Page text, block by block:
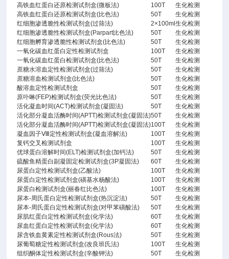
高铁血红蛋白还原检测试剂盒(微板法)
100T
生化检测
高铁血红蛋白还原检测试剂盒(比色法)
50T
生化检测
红细胞渗透脆性检测试剂盒(过筛法)
2×100ml生化检测
红细胞渗透脆性检测试剂盒(Parpart比色法)
50T
生化检测
红细胞孵育渗透脆性检测试剂盒(比色法)
50T
生化检测
一氧化碳血红蛋白定性检测试剂盒
100T
生化检测
一氧化碳血红蛋白检测试剂盒(比色法)
50T
生化检测
蔗糖水溶血定性检测试剂盒(过筛法)
50T
生化检测
蔗糖溶血检测试剂盒(比色法)
50T
生化检测
酸溶血定性检测试剂盒
50T
生化检测
原卟啉(FEP)检测试剂盒(荧光比色法)
50T
生化检测
活化凝血时间(ACT)检测试剂盒(凝固法)
50T
生化检测
活化部分凝血活酶时间(APTT)检测试剂盒(凝固法)50T
生化检测
活化部分凝血活酶时间(APTT)检测试剂盒(凝固法)100T
生化检测
凝血因子Ⅷ定性检测试剂盒(凝血溶解法)
100T
生化检测
复钙交叉检测试剂盒
100T
生化检测
优球蛋白溶解时间(ELT)检测试剂盒(加钙法)
50T
生化检测
硫酸鱼精蛋白副凝固定检测试剂盒(3P凝固法)
60T
生化检测
尿蛋白定性检测试剂盒(乙酸法)
100T
生化检测
尿蛋白定性检测试剂盒(磺基水杨酸法)
100T
生化检测
尿蛋白检测试剂盒(丽春红比色法)
100T
生化检测
尿本-周氏蛋白定性检测试剂盒(热沉淀法)
50T
生化检测
尿本-周氏蛋白定性检测试剂盒(对甲苯磺酸法)
50T
生化检测
尿肌红蛋白定性检测试剂盒(化学法)
60T
生化检测
尿血红蛋白定性检测试剂盒(化学法)
60T
生化检测
尿含铁血黄素定性检测试剂盒(Rous法)
50T
生化检测
尿葡萄糖定性检测试剂盒(改良班氏法)
100T
生化检测
组织酮体定性检测试剂盒(辛酸钾法)
50T
生化检测